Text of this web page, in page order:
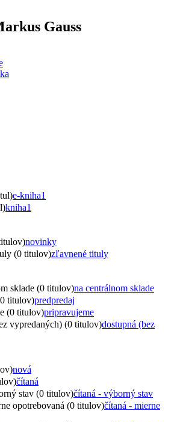
Gauss
e-kniha1
kniha1
novinky
(0 titulov)zľavnené tituly
sklade (0 titulov)na centrálnom sklade
titulov)predpredaj
(0 titulov)pripravujeme
vypredaných) (0 titulov)dostupná (bez
nová
čítaná
stav (0 titulov)čítaná - výborný stav
opotrebovaná (0 titulov)čítaná - mierne